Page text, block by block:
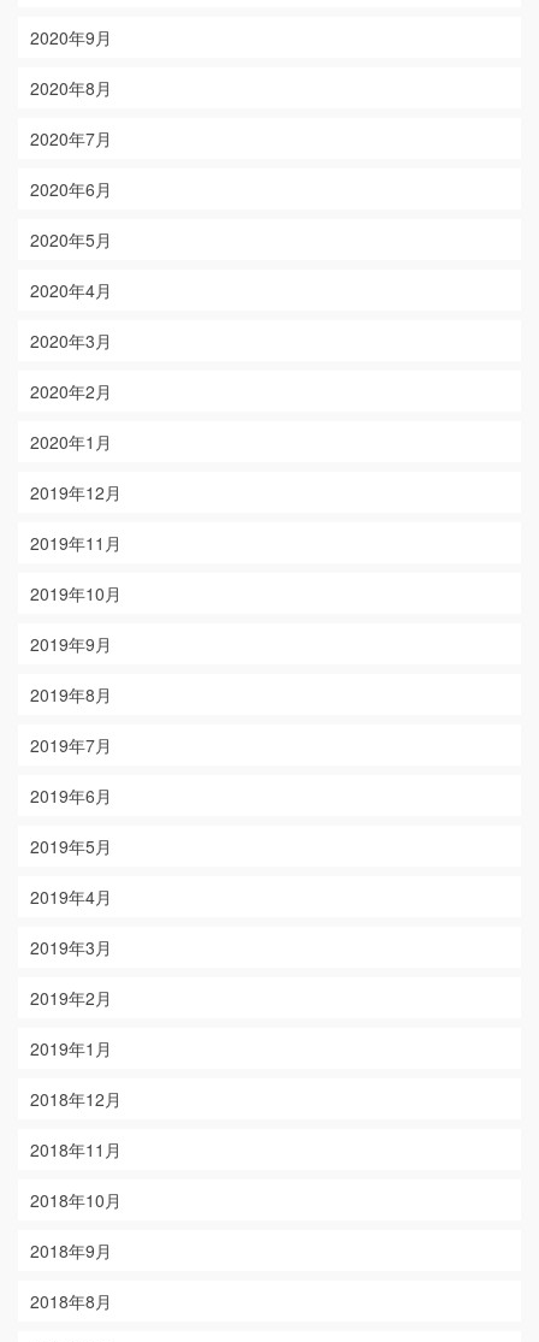
2020年9月
2020年8月
2020年7月
2020年6月
2020年5月
2020年4月
2020年3月
2020年2月
2020年1月
2019年12月
2019年11月
2019年10月
2019年9月
2019年8月
2019年7月
2019年6月
2019年5月
2019年4月
2019年3月
2019年2月
2019年1月
2018年12月
2018年11月
2018年10月
2018年9月
2018年8月